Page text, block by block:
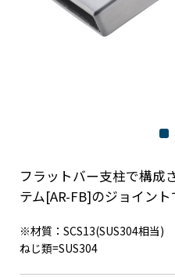
フラットバー支柱で構成
テム[AR-FB]のジョイント
※材質：SCS13(SUS304相当)
ねじ類=SUS304